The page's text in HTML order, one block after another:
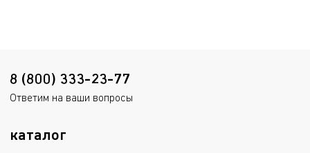
8 (800) 333-23-77
Ответим на ваши вопросы
каталог